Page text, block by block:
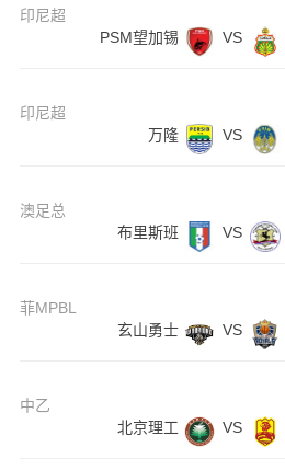
印尼超
PSM望加锡
VS
印尼超
万隆
VS
澳足总
布里斯班
VS
菲MPBL
玄山勇士
VS
中乙
北京理工
VS